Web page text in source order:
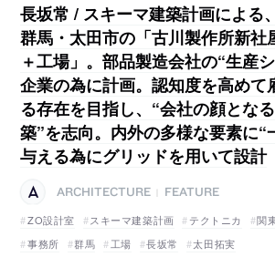
長坂常 / スキーマ建築計画による、
群馬・太田市の「古川製作所新社
＋工場」。部品製造会社の“生産
企業の為に計画。認知度を高めて
る存在を目指し、“会社の顔とな
築”を志向。内外の多様な要素に“
与える為にグリッドを用いて設計
ARCHITECTURE
FEATURE
ZO設計室
スキーマ建築計画 テクトニカ 関
事務所
群馬 工場 長坂常 太田拓実